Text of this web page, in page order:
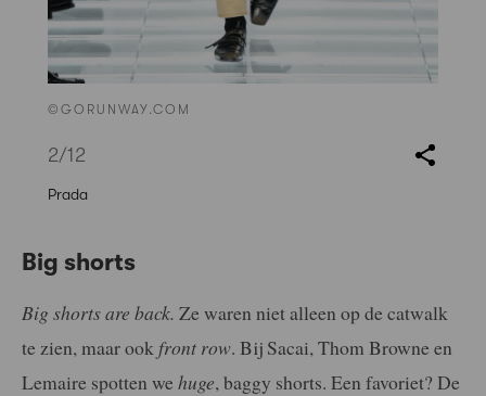
©GORUNWAY.COM
2/12
Prada
Big shorts
Big shorts are back. Ze waren niet alleen op de catwalk
te zien, maar ook front row. Bij Sacai, Thom Browne en
Lemaire spotten we huge, baggy shorts. Een favoriet? De